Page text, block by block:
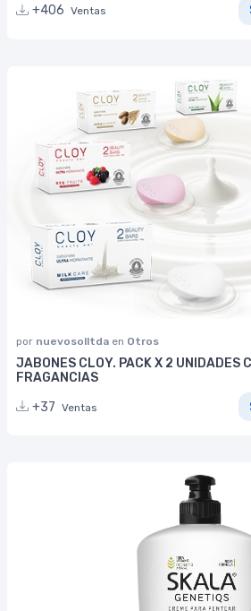
+406 Ventas
por nuevosolltda en Otros
JABONES CLOY. PACK X 2 UNIDADES
FRAGANCIAS
+37 Ventas